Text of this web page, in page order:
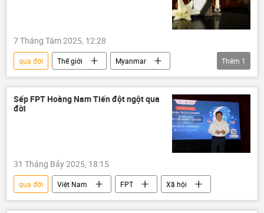
7 Tháng Tám 2025, 12:28
qua đời Thế giới
Myanmar
Chính trị
Thêm 1
Sếp FPT Hoàng Nam Tiến đột ngột qua
đời
31 Tháng Bảy 2025, 18:15
qua đời Việt Nam FPT Xã hội